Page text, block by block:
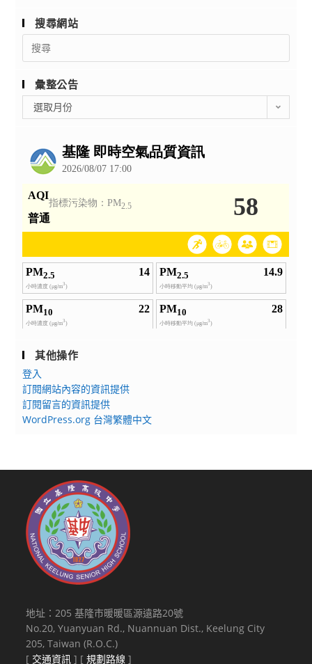
搜尋網站
Search
for:
彙整公告
整
選取月份
其他操作
登入
訂閱網站內容的資訊提供
訂閱留言的資訊提供
WordPress.org 台灣繁體中文
地址：205 基隆市暖暖區源遠路20號
No.20, Yuanyuan Rd., Nuannuan Dist., Keelung City
205, Taiwan (R.O.C.)
[ 交通資訊 ] [規劃路線 ]